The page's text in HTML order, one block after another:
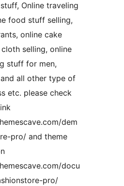
Online traveling
food stuff selling,
online cake
selling, online
stuff for men,
all other type of
etc. please check
dem
pro/ and theme
docu
pro/